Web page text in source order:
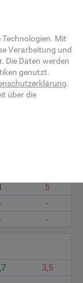
5
-
-
3,5
Technologien. Mit
Verarbeitung und
Die Daten werden
genutzt.
.
über die